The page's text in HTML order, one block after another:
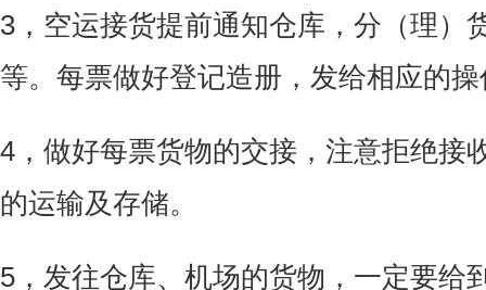
3 ，空运接货提前通知仓库，分（理
等。每票做好登记造册，发给相应的
4 ，做好每票货物的交接，注意拒绝
的运输及存储。
5 ，发往仓库、机场的货物，一定要